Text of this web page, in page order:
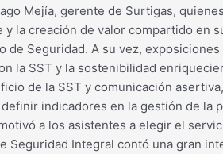
Mejía, gerente de Surtigas, quienes
la creación de valor compartido en
Seguridad. A su vez, exposiciones
la SST y la sostenibilidad
de la SST y comunicación
indicadores en la gestión de la
a los asistentes a elegir el
Seguridad Integral contó una gran